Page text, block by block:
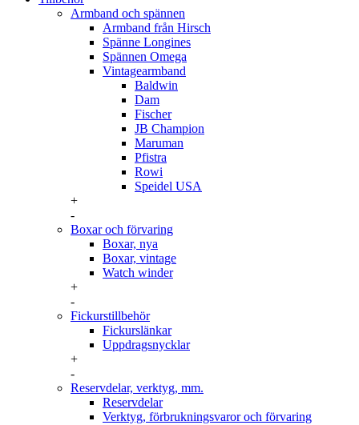
Armband och spännen
Armband från Hirsch
Spänne Longines
Spännen Omega
Vintagearmband
Baldwin
Dam
Fischer
JB Champion
Maruman
Pfistra
Rowi
Speidel USA
+
-
Boxar och förvaring
Boxar, nya
Boxar, vintage
Watch winder
+
-
Fickurstillbehör
Fickurslänkar
Uppdragsnycklar
+
-
Reservdelar, verktyg, mm.
Reservdelar
Verktyg, förbrukningsvaror och förvaring